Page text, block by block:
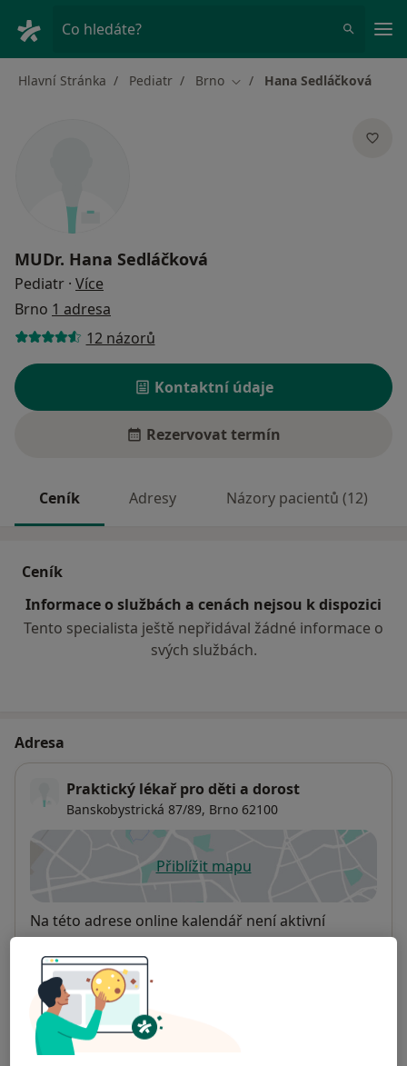
Co hledáte?
Hlavní Stránka Pediatr Brno Změna města
Hana Sedláčková
MUDr. Hana Sedláčková
Pediatr · Více
Brno 1 adresa
12 názorů
Kontaktní údaje
Rezervovat termín
Ceník Adresy Názory pacientů (12)
Ceník
Informace o službách a cenách nejsou k dispozici
Tento specialista ještě nepřidával žádné informace o
svých službách.
Adresa
Praktický lékař pro děti a dorost
Banskobystrická 87/89, Brno 62100
Přiblížit mapuse otevře v nové záložce
Dostupnost
Na této adrese online kalendář není aktivní
Způsoby platby (soukromé návštěvy)
Na teto adrese lékař přijímá pacienty na pojišťovnu
Detaily